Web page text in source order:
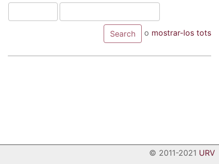
o mostrar-los tots
© 2011-2021 URV